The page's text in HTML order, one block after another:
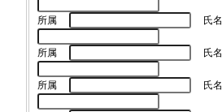
所属 氏
所属 氏
所属 氏